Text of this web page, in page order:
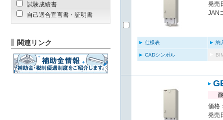
発売
JAN
仕様表 納
CADシンボル
価格
発売
試験成績書
自己適合宣言書・証明書
関連リンク